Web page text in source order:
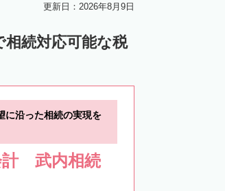
更新日：2026年8月9日
続対応可能な税
に沿った相続の実現を
計 武内相続